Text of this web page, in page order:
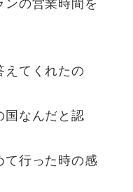
えてくれたの
国なんだと認
て行った時の感